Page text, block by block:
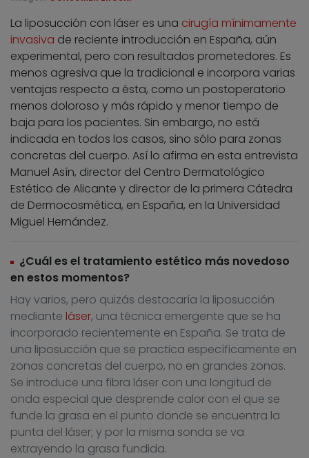
La liposucción con láser es una cirugía mínimamente
invasiva de reciente introducción en España, aún
experimental, pero con resultados prometedores. Es
menos agresiva que la tradicional e incorpora varias
ventajas respecto a ésta, como un postoperatorio
menos doloroso y más rápido y menor tiempo de
baja para los pacientes. Sin embargo, no está
indicada en todos los casos, sino sólo para zonas
concretas del cuerpo. Así lo afirma en esta entrevista
Manuel Asín, director del Centro Dermatológico
Estético de Alicante y director de la primera Cátedra
de Dermocosmética, en España, en la Universidad
Miguel Hernández.
¿Cuál es el tratamiento estético más novedoso
en estos momentos?
Hay varios, pero quizás destacaría la liposucción
mediante láser, una técnica emergente que se ha
incorporado recientemente en España. Se trata de
una liposucción que se practica específicamente en
zonas concretas del cuerpo, no en grandes zonas.
Se introduce una fibra láser con una longitud de
onda especial que desprende calor con el que se
funde la grasa en el punto donde se encuentra la
punta del láser; y por la misma sonda se va
extrayendo la grasa fundida.